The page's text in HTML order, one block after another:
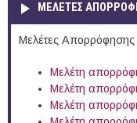
ΜΕΛΕΤΕΣ
Μελέτες
Μελέτη
Μελέτη
Μελέτη